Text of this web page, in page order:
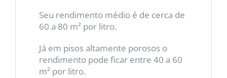
Seu rendimento médio é de cerca de
60 a 80 m² por litro.
Já em pisos altamente porosos o
rendimento pode ficar entre 40 a 60
m² por litro.